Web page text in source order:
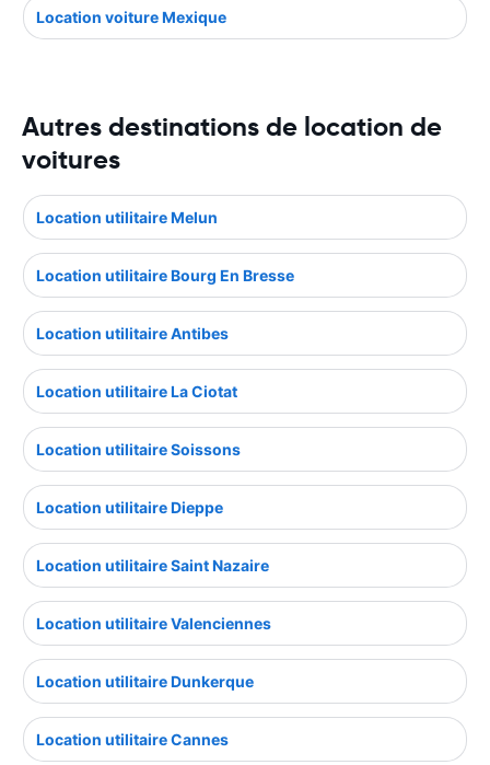
Location voiture Mexique
Autres destinations de location de
voitures
Location utilitaire Melun
Location utilitaire Bourg En Bresse
Location utilitaire Antibes
Location utilitaire La Ciotat
Location utilitaire Soissons
Location utilitaire Dieppe
Location utilitaire Saint Nazaire
Location utilitaire Valenciennes
Location utilitaire Dunkerque
Location utilitaire Cannes